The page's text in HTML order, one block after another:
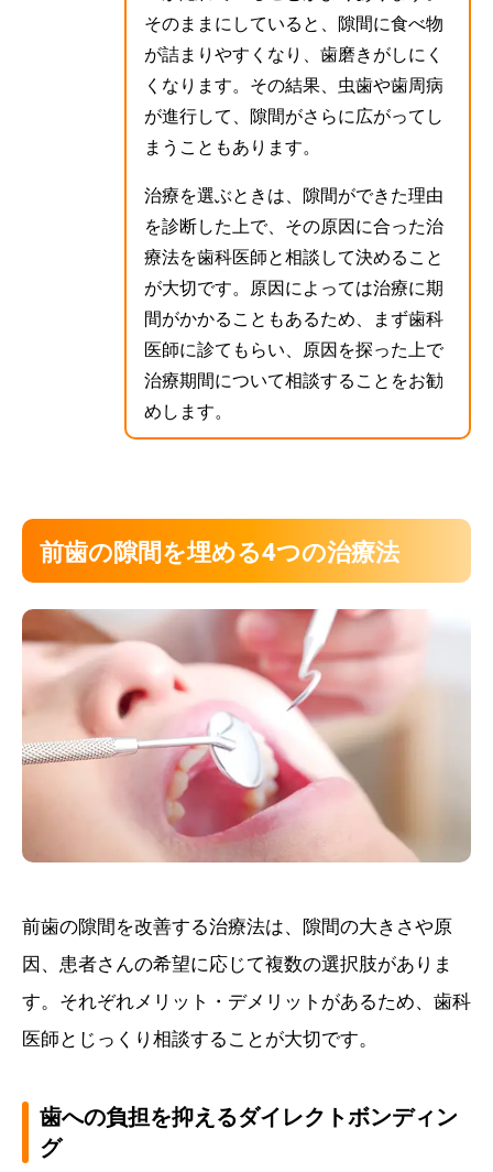
そのままにしていると、隙間に食べ物
が詰まりやすくなり、歯磨きがしにく
くなります。その結果、虫歯や歯周病
が進行して、隙間がさらに広がってし
まうこともあります。
治療を選ぶときは、隙間ができた理由
を診断した上で、その原因に合った治
療法を歯科医師と相談して決めること
が大切です。原因によっては治療に期
間がかかることもあるため、まず歯科
医師に診てもらい、原因を探った上で
治療期間について相談することをお勧
めします。
前歯の隙間を埋める4つの治療法
前歯の隙間を改善する治療法は、隙間の大きさや原
因、患者さんの希望に応じて複数の選択肢がありま
す。それぞれメリット・デメリットがあるため、歯科
医師とじっくり相談することが大切です。
歯への負担を抑えるダイレクトボンディン
グ